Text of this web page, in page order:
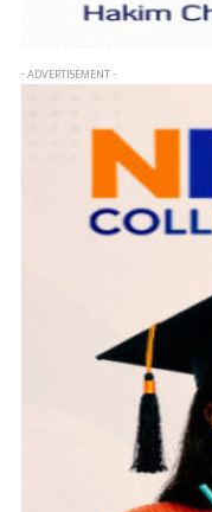
- ADVERTISEMENT -